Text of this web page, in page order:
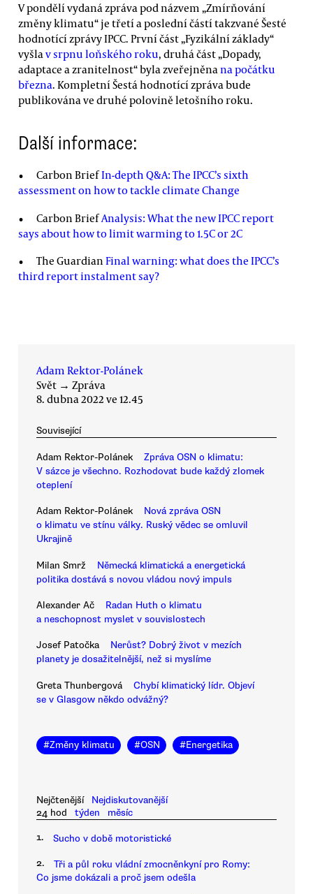
V pondělí vydaná zpráva pod názvem „Zmírňování
změny klimatu“ je třetí a poslední částí takzvané Šesté
hodnotící zprávy IPCC. První část „Fyzikální základy“
vyšlav srpnu loňského roku, druhá část „Dopady,
adaptace a zranitelnost“ byla zveřejněnana počátku
března. Kompletní Šestá hodnotící zpráva bude
publikována ve druhé polovině letošního roku.
Další informace:
Carbon BriefIn-depth Q&A: The IPCC’s sixth
assessment on how to tackle climate Change
Carbon BriefAnalysis: What the new IPCC report
says about how to limit warming to 1.5C or 2C
The Guardian Final warning: what does the IPCC’s
third report instalment say?
Adam Rektor-Polánek
Svět → Zpráva
8. dubna 2022 ve 12.45
Související
Adam Rektor-Polánek
Zpráva OSN o klimatu:
V sázce je všechno. Rozhodovat bude každý zlomek
oteplení
Adam Rektor-Polánek
Nová zpráva OSN
o klimatu ve stínu války. Ruský vědec se omluvil
Ukrajině
Milan Smrž
Německá klimatická a energetická
politika dostává s novou vládou nový impuls
Alexander Ač
Radan Huth o klimatu
a neschopnost myslet v souvislostech
Josef Patočka
Nerůst? Dobrý život v mezích
planety je dosažitelnější, než si myslíme
Greta Thunbergová
Chybí klimatický lídr. Objeví
se v Glasgow někdo odvážný?
#Změny klimatu #OSN #Energetika
Nejčtenější
Nejdiskutovanější
24 hod
týden měsíc
1. Sucho v době motoristické
2.
Tři a půl roku vládní zmocněnkyní pro Romy:
Co jsme dokázali a proč jsem odešla